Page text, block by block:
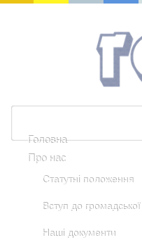
Головна
Про нас
Статутні положення
Вступ до громадської
Наші документи